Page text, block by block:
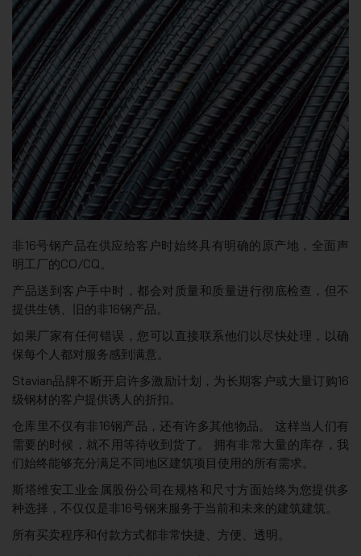
非16号钢产品在供应给客户时始终具有明确的原产地，全面声
明工厂的CO/CQ。
产品送到客户手中时，都会对质量和质量进行彻底检查，但不
提供生锈、旧的非16钢产品。
如果厂家有任何错误，您可以直接联系他们以尽快处理，以确
保每个人都对服务感到满意。
Stavian品牌不断开启许多激励计划，为长期客户或大量订购16
级钢材的客户提供诱人的折扣。
仓库里不仅有非16钢产品，还有许多其他物品。 这样当人们有
需要的时候，就不用等待收到货了。 拥有非常大量的库存，我
们始终能够充分满足不同地区建筑项目使用的所有需求。
斯塔维安工业金属股份公司在规格和尺寸方面始终为您提供多
种选择，不仅仅是非16号钢来服务于当前和未来的建筑建筑。
所有买卖程序和付款方式都非常快捷、方便、透明。